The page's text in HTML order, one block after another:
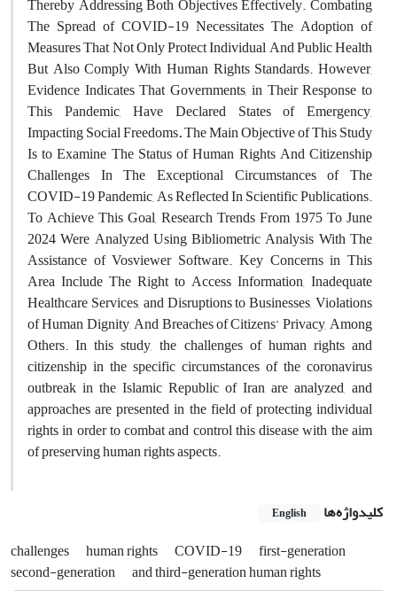
The Spread of COVID-19 Necessitates The Adoption of
Measures That Not Only Protect Individual And Public Health
But Also Comply With Human Rights Standards. However,
Evidence Indicates That Governments, in Their Response to
This Pandemic, Have Declared States of Emergency,
Impacting Social Freedoms.The Main Objective of This Study
Is to Examine The Status of Human Rights And Citizenship
Challenges In The Exceptional Circumstances of The
COVID-19 Pandemic, As Reflected In Scientific Publications.
To Achieve This Goal, Research Trends From 1975 To June
2024 Were Analyzed Using Bibliometric Analysis With The
Assistance of Vosviewer Software. Key Concerns in This
Area Include The Right to Access Information, Inadequate
Healthcare Services, and Disruptions to Businesses, Violations
of Human Dignity, And Breaches of Citizens’ Privacy, Among
Others. In this study, the challenges of human rights and
citizenship in the specific circumstances of the coronavirus
outbreak in the Islamic Republic of Iran are analyzed, and
approaches are presented in the field of protecting individual
rights in order to combat and control this disease with the aim
of preserving human rights aspects.
کلیدواژه‌ها English
challenges human rights COVID-19
first-generation
second-generation
and third-generation human rights